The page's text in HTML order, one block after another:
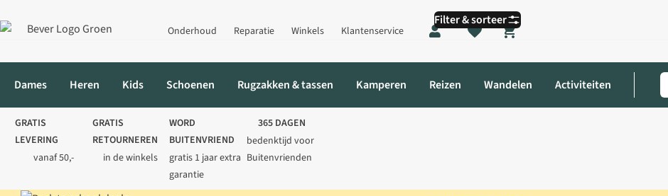
Onderhoud Reparatie Winkels Klantenservice
Shopping cart
Dames Heren Kids Schoenen Rugzakken & tassen Kamperen Reizen Wandelen Activiteiten
GRATIS
LEVERING
vanaf 50,-
GRATIS
RETOURNEREN
in de winkels
WORD
BUITENVRIEND
gratis 1 jaar extra
garantie
365 DAGEN
bedenktijd voor
Buitenvrienden
Filter & sorteer